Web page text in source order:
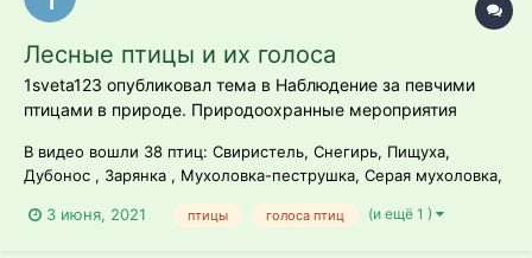
Лесные птицы и их голоса
1sveta123 опубликовал тема в Наблюдение за певчими
птицами в природе. Природоохранные мероприятия
В видео вошли 38 птиц: Свиристель, Снегирь, Пищуха,
Дубонос , Зарянка , Мухоловка-пеструшка, Серая мухоловка,
или московка; Лазоревка, или синяя синица; Большая синица;
3 июня, 2021 птицы голоса птиц (и ещё 1 )